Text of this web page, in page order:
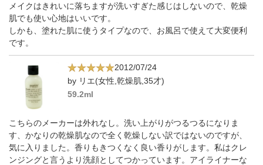
メイクはきれいに落ちますが洗いすぎた感じはしないので、乾燥
肌でも使い心地はいいです。
しかも、塗れた肌に使うタイプなので、お風呂で使えて大変便利
です。
2012/07/24
by リエ(女性,乾燥肌,35才)
59.2ml
こちらのメーカーは外れなし。洗い上がりがつるつるになりま
す、かなりの乾燥肌なので全く乾燥しない訳ではないのですが、
気に入りました。香りもきつくなく良い香りがします。私はクレ
ンジングと言うより洗顔としてつかっています。アイライナーな